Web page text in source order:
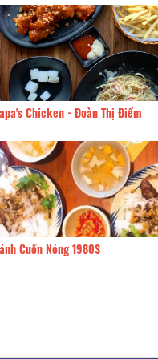
100m
110m
Ngói Đỏ Quán - Nướng
ỐC GU - BBQ - Seafood